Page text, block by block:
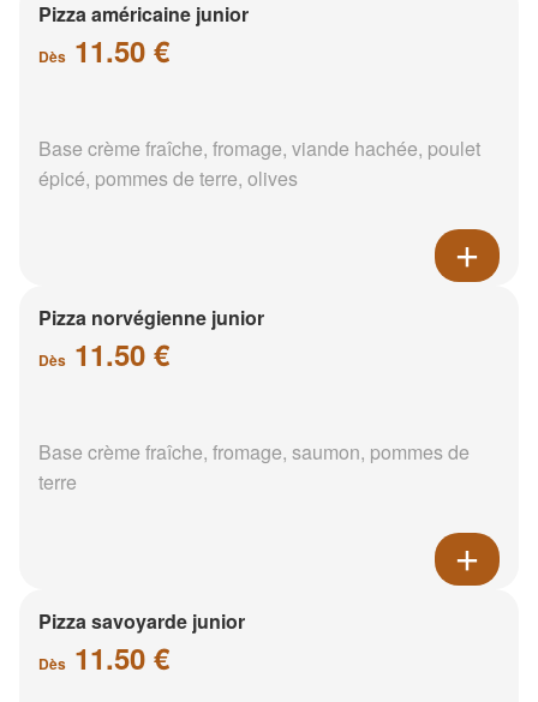
Pizza américaine junior
Dès 11.50 €
Base crème fraîche, fromage, viande hachée, poulet
épicé, pommes de terre, olives
Pizza norvégienne junior
Dès 11.50 €
Base crème fraîche, fromage, saumon, pommes de
terre
Pizza savoyarde junior
Dès 11.50 €